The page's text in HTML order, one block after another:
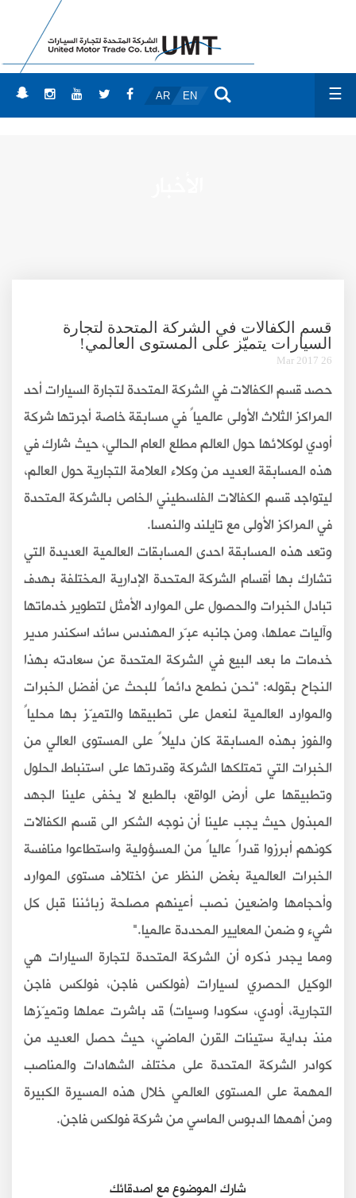
☰
AR EN
قسم الكفالات في الشركة المتحدة لتجارة
السيارات يتميّز على المستوى العالمي!
26 Mar 2017
حصد قسم الكفالات في الشركة المتحدة لتجارة السيارات أحد
المراكز الثلاث الأولى عالمياً في مسابقة خاصة أجرتها شركة
أودي لوكلائها حول العالم مطلع العام الحالي، حيث شارك في
هذه المسابقة العديد من وكلاء العلامة التجارية حول العالم،
ليتواجد قسم الكفالات الفلسطيني الخاص بالشركة المتحدة
في المراكز الأولى مع تايلند والنمسا.
وتعد هذه المسابقة احدى المسابقات العالمية العديدة التي
تشارك بها أقسام الشركة المتحدة الإدارية المختلفة بهدف
تبادل الخبرات والحصول على الموارد الأمثل لتطوير خدماتها
وآليات عملها، ومن جانبه عبّر المهندس سائد اسكندر مدير
خدمات ما بعد البيع في الشركة المتحدة عن سعادته بهذا
النجاح بقوله: "نحن نطمح دائماً للبحث عن أفضل الخبرات
والموارد العالمية لنعمل على تطبيقها والتميّز بها محلياً
والفوز بهذه المسابقة كان دليلاً على المستوى العالي من
الخبرات التي تمتلكها الشركة وقدرتها على استنباط الحلول
وتطبيقها على أرض الواقع، بالطبع لا يخفى علينا الجهد
المبذول حيث يجب علينا أن نوجه الشكر الى قسم الكفالات
كونهم أبرزوا قدراً عالياً من المسؤولية واستطاعوا منافسة
الخبرات العالمية بغض النظر عن اختلاف مستوى الموارد
وأحجامها واضعين نصب أعينهم مصلحة زبائننا قبل كل
شيء و ضمن المعايير المحددة عالميا".
ومما يجدر ذكره أن الشركة المتحدة لتجارة السيارات هي
الوكيل الحصري لسيارات (فولكس فاجن، فولكس فاجن
التجارية، أودي، سكودا وسيات) قد باشرت عملها وتميّزها
منذ بداية ستينات القرن الماضي، حيث حصل العديد من
كوادر الشركة المتحدة على مختلف الشهادات والمناصب
المهمة على المستوى العالمي خلال هذه المسيرة الكبيرة
ومن أهمها الدبوس الماسي من شركة فولكس فاجن.
شارك الموضوع مع اصدقائك